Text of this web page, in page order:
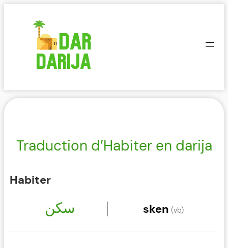
Traduction d’Habiter en darija
Habiter
سكن sken (vb)